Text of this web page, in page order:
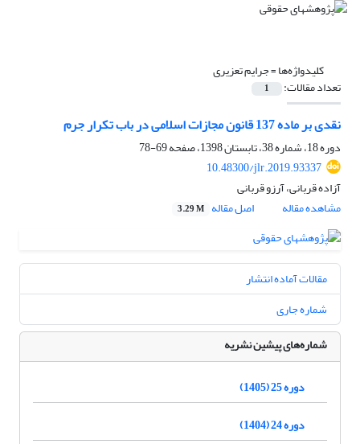
کلیدواژه‌ها =جرایم تعزیری
تعداد مقالات: 1
نقدی بر ماده 137 قانون مجازات اسلامی در باب تکرار جرم
دوره 18، شماره 38، تابستان 1398، صفحه
69-78
10.48300/jlr.2019.93337
آزاده قربانی، آرزو قربانی
مشاهده مقاله
اصل مقاله 3.29 M
مقالات آماده انتشار
شماره جاری
شماره‌های پیشین نشریه
دوره 25 (1405)
دوره 24 (1404)